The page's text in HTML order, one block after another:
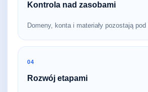
Kontrola nad zasobami
Domeny, konta i materiały pozostają
04
Rozwój etapami